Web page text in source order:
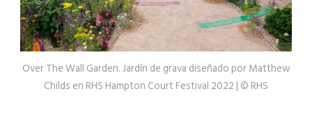
Over The Wall Garden. Jardín de grava diseñado por Matthew
Childs en RHS Hampton Court Festival 2022 | © RHS